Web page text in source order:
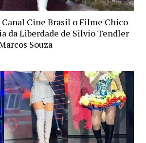
Cine Brasil o Filme Chico
da Liberdade de Silvio Tendler
Souza